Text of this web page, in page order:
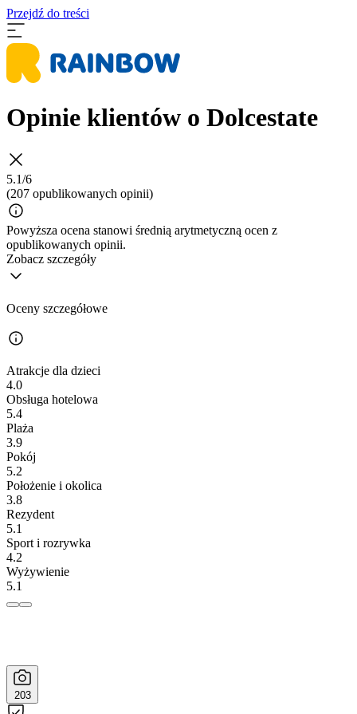
Przejdź do treści
Opinie klientów o Dolcestate
5.1/6
(207 opublikowanych opinii)
Powyższa ocena stanowi średnią arytmetyczną ocen z
opublikowanych opinii.
Zobacz szczegóły
Oceny szczegółowe
Atrakcje dla dzieci
4.0
Obsługa hotelowa
5.4
Plaża
3.9
Pokój
5.2
Położenie i okolica
3.8
Rezydent
5.1
Sport i rozrywka
4.2
Wyżywienie
5.1
203